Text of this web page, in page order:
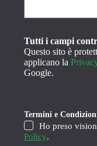
Tutti i campi
Questo sito è
applicano la
Google.
Termini e
Ho preso
Policy.